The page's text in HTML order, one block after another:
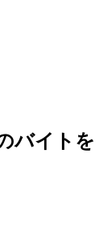
バイトを